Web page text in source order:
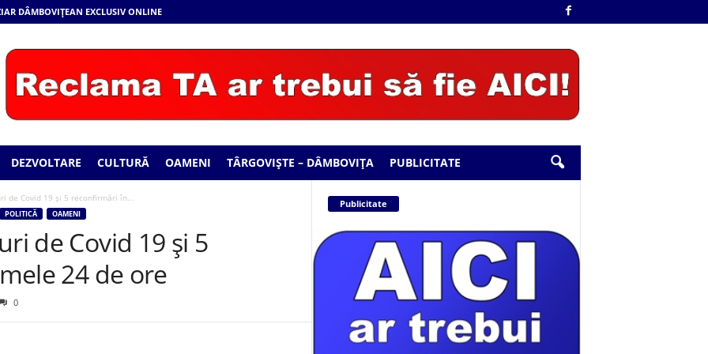
DÂMBOVIȚEAN EXCLUSIV ONLINE
DEZVOLTARE CULTURĂ OAMENI TÂRGOVIȘTE – DÂMBOVIȚA PUBLICITATE
de Covid 19 și 5 reconfirmări în...
POLITICĂ OAMENI
de Covid 19 și 5
24 de ore
0
Publicitate